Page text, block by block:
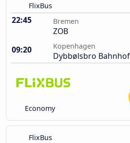
FlixBus
22:45 Bremen
ZOB
09:20
Kopenhagen
Dybbølsbro Bahnhof
Economy
FlixBus